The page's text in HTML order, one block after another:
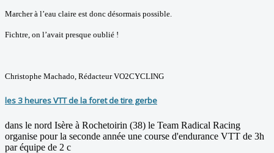
Marcher à l’eau claire est donc désormais possible.
Fichtre, on l’avait presque oublié !
Christophe Machado, Rédacteur VO2CYCLING
les 3 heures VTT de la foret de tire gerbe
dans le nord Isère à Rochetoirin (38) le Team Radical Racing
organise pour la seconde année une course d'endurance VTT de 3h
par équipe de 2 c